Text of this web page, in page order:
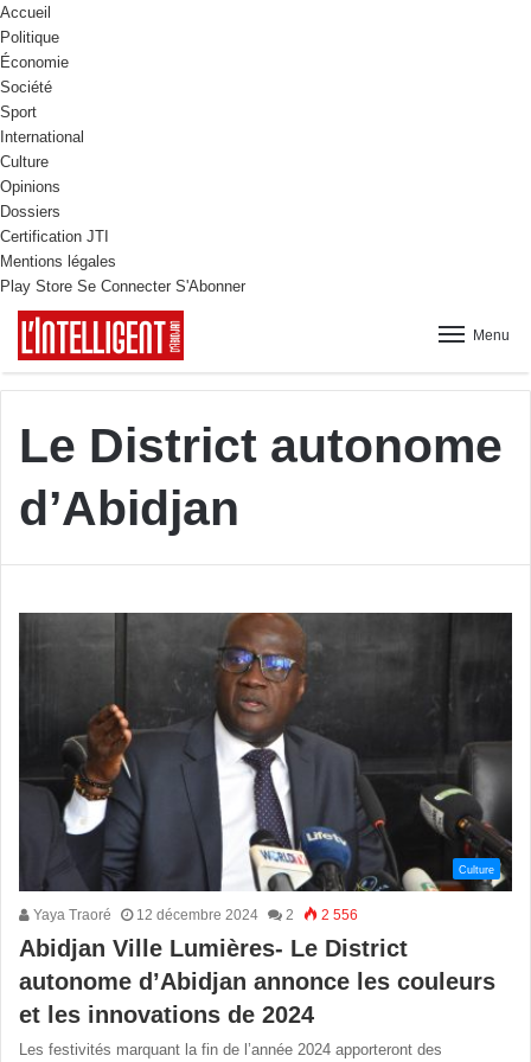
Accueil
Politique
Économie
Société
Sport
International
Culture
Opinions
Dossiers
Certification JTI
Mentions légales
Play Store Se Connecter S'Abonner
Menu
Le District autonome
d’Abidjan
Culture
Yaya Traoré 12 décembre 2024 2 2 556
Abidjan Ville Lumières- Le District
autonome d’Abidjan annonce les couleurs
et les innovations de 2024
Les festivités marquant la fin de l’année 2024 apporteront des